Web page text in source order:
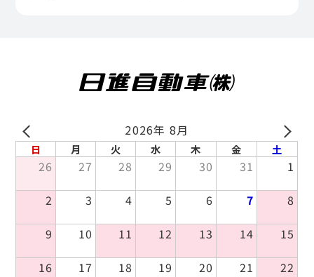
2026年 8月 NEXT
日 月 火 水 木 金 土
26 27 28 29 30 31
1
2
3 4 5 6 7
8
9
10 11 12 13 14
15
16
17 18 19 20 21 22